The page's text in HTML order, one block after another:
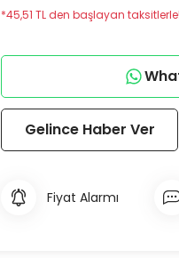
*45,51 TL den başlayan taksitlerle!
Gelince Haber Ver
Fiyat Alarmı